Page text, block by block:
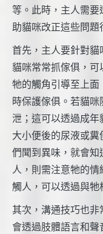
等。此時，主人需
助貓咪改正這些問題
首先，主人要針對
貓咪常常抓傢俱，
牠的觸角引導至上面
時保護傢俱。若貓
泄；這可以透過成
大小便後的尿液或
們聞到異味，就會
人，則需注意牠的
觸人，可以透過與牠
其次，溝通技巧也非
會透過肢體語言和